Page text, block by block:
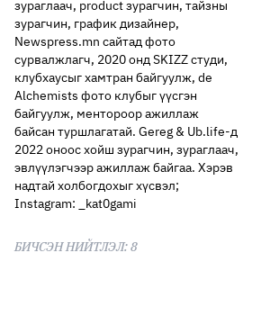
зураглаач, product зурагчин, тайзны
зурагчин, график дизайнер,
Newspress.mn сайтад фото
сурвалжлагч, 2020 онд SKIZZ студи,
клубхаусыг хамтран байгуулж, de
Alchemists фото клубыг үүсгэн
байгуулж, ментороор ажиллаж
байсан туршлагатай. Gereg & Ub.life-д
2022 оноос хойш зурагчин, зураглаач,
эвлүүлэгчээр ажиллаж байгаа. Хэрэв
надтай холбогдохыг хүсвэл;
Instagram: _kat0gami
БИЧСЭН НИЙТЛЭЛ:8